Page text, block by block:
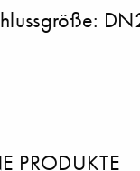
PRODUKTE